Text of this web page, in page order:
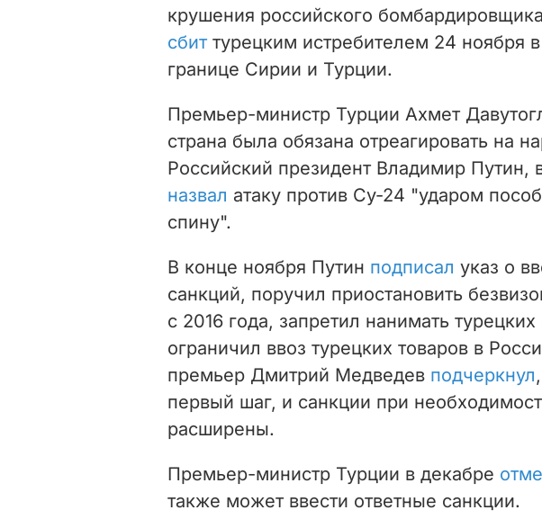
крушения российского
сбиттурецким истребителем 24 ноября
границе Сирии и Турции.
Премьер-министр Турции Ахмет
страна была обязана отреагировать на
Российский президент Владимир Путин,
назвал атаку против Су-24 "ударом
спину".
В конце ноября Путин подписал указ о
санкций, поручил приостановить
с 2016 года, запретил нанимать
ограничил ввоз турецких товаров в
премьер Дмитрий Медведев подчеркнул
первый шаг, и санкции при
расширены.
Премьер-министр Турции в декабре
также может ввести ответные санкции.